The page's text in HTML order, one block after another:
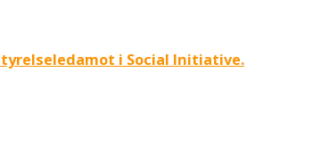
i Social Initiative.